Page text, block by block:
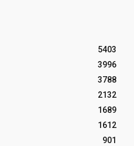
5403
3996
3788
2132
1689
1612
901